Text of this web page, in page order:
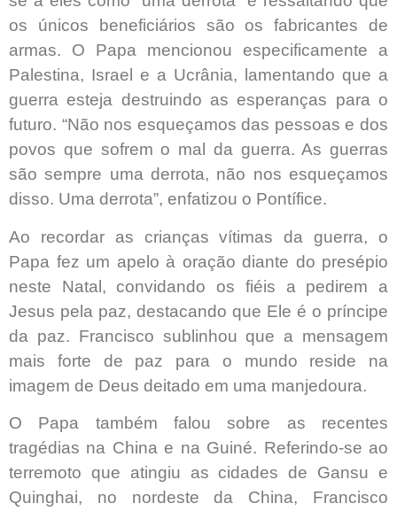
os únicos beneficiários são os fabricantes de
armas. O Papa mencionou especificamente a
Palestina, Israel e a Ucrânia, lamentando que a
guerra esteja destruindo as esperanças para o
futuro. “Não nos esqueçamos das pessoas e dos
povos que sofrem o mal da guerra. As guerras
são sempre uma derrota, não nos esqueçamos
disso. Uma derrota”, enfatizou o Pontífice.
Ao recordar as crianças vítimas da guerra, o
Papa fez um apelo à oração diante do presépio
neste Natal, convidando os fiéis a pedirem a
Jesus pela paz, destacando que Ele é o príncipe
da paz. Francisco sublinhou que a mensagem
mais forte de paz para o mundo reside na
imagem de Deus deitado em uma manjedoura.
O Papa também falou sobre as recentes
tragédias na China e na Guiné. Referindo-se ao
terremoto que atingiu as cidades de Gansu e
Quinghai, no nordeste da China, Francisco